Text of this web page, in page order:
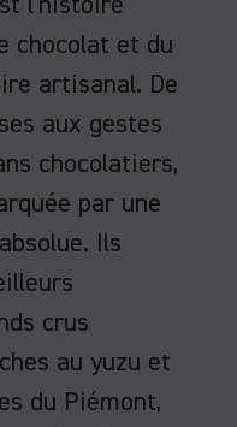
l'histoire
chocolat et du
artisanal. De
aux gestes
chocolatiers,
par une
Ils
crus
au yuzu et
du Piémont,